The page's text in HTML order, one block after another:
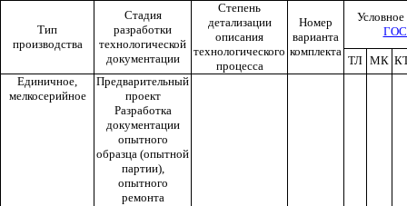
Тип
производства
Стадия
разработки
технологической
документации
Степень
детализации
описания
технологического
процесса
Номер
варианта
комплекта
ТЛ МК
Единичное,
мелкосерийное
Предварительный
проект
Разработка
документации
опытного
образца (опытной
партии),
опытного
ремонта